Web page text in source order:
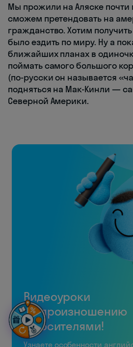
Мы прожили на Аляске почти
сможем претендовать на
гражданство. Хотим
было ездить по миру. Ну а
ближайших планах в
поймать самого большого
(по-русски он называется
подняться на Мак-Кинли —
Северной Америки.
Видеоуроки
по произношению
с носителями!
Узнаете особенности